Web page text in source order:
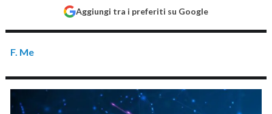
Aggiungi tra i preferiti su Google
F. Me